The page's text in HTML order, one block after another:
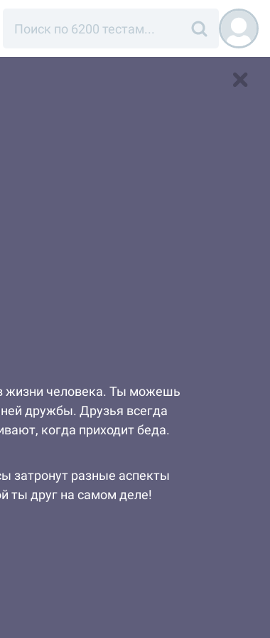
жизни человека. Ты можешь
дружбы. Друзья всегда
когда приходит беда.
затронут разные аспекты
ты друг на самом деле!